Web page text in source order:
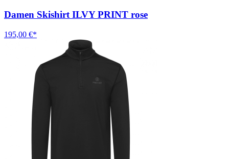
Damen Skishirt ILVY PRINT rose
195,00 €*